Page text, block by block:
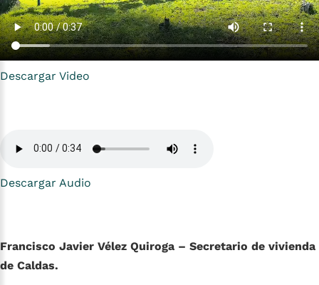
Descargar Video
Descargar Audio
Francisco Javier Vélez Quiroga – Secretario de vivienda
de Caldas.